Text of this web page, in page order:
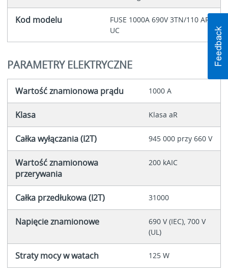
Kod modelu
FUSE 1000A 690V 3TN/110 AR
UC
PARAMETRY ELEKTRYCZNE
Wartość znamionowa prądu 1000 A
Klasa Klasa aR
Całka wyłączania (I2T) 945 000 przy 660 V
Wartość znamionowa
przerywania
200 kAIC
Całka przedłukowa (I2T) 31000
Napięcie znamionowe
690 V (IEC), 700 V
(UL)
Straty mocy w watach 125 W